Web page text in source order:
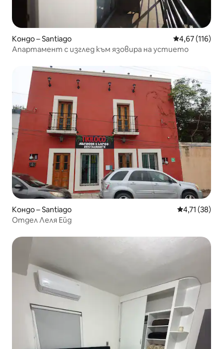
Кондо – Santiago Средна
4,67 (116)
Апартамент с изглед към язовира на устието
Кондо – Santiago Средна
4,71 (38)
Отдел Леля Ейд